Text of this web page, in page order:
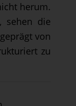
herum.
sehen die
von
zu